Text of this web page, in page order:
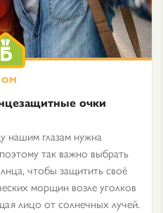
очки
нашим глазам нужна
так важно выбрать
чтобы защитить своё
морщин возле уголков
лицо от солнечных лучей.